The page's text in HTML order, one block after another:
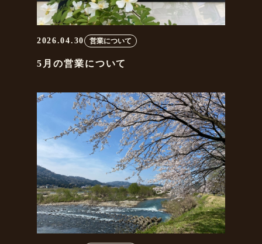
2026.04.30 営業について
5月の営業について